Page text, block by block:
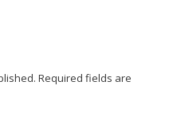
Required fields are